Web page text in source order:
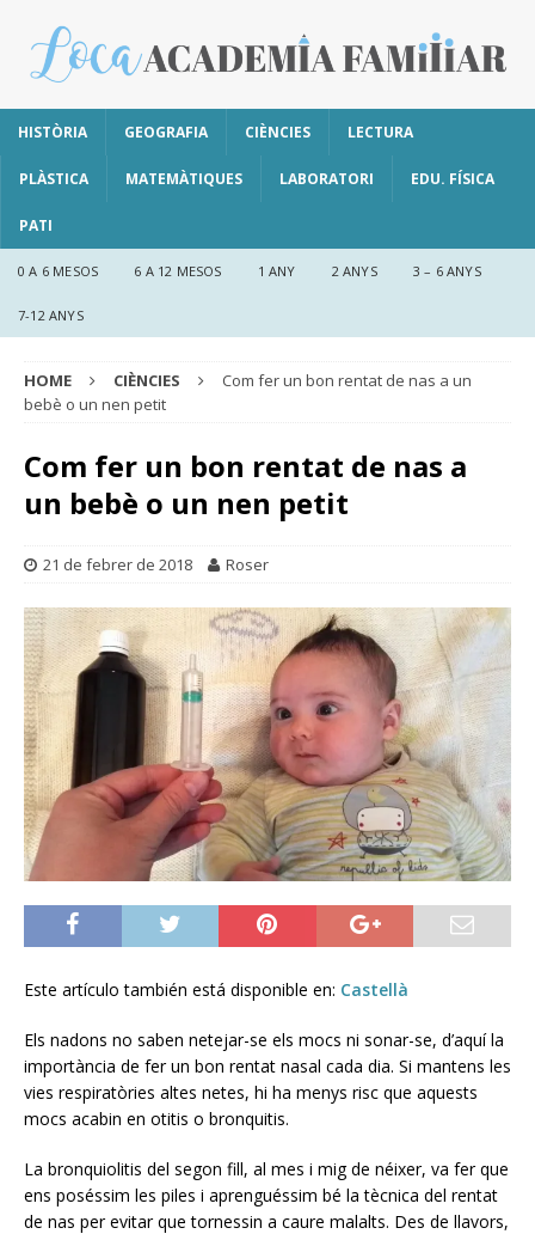
HISTÒRIA GEOGRAFIA CIÈNCIES LECTURA
PLÀSTICA MATEMÀTIQUES LABORATORI EDU. FÍSICA
PATI
0 A 6 MESOS 6 A 12 MESOS 1 ANY 2 ANYS 3 – 6 ANYS
7-12 ANYS
HOME CIÈNCIES
Com fer un bon rentat de nas a un
bebè o un nen petit
Com fer un bon rentat de nas a
un bebè o un nen petit
21 de febrer de 2018 Roser
Este artículo también está disponible en: Castellà
Els nadons no saben netejar-se els mocs ni sonar-se, d’aquí la
importància de fer un bon rentat nasal cada dia. Si mantens les
vies respiratòries altes netes, hi ha menys risc que aquests
mocs acabin en otitis o bronquitis.
La bronquiolitis del segon fill, al mes i mig de néixer, va fer que
ens poséssim les piles i aprenguéssim bé la tècnica del rentat
de nas per evitar que tornessin a caure malalts. Des de llavors,